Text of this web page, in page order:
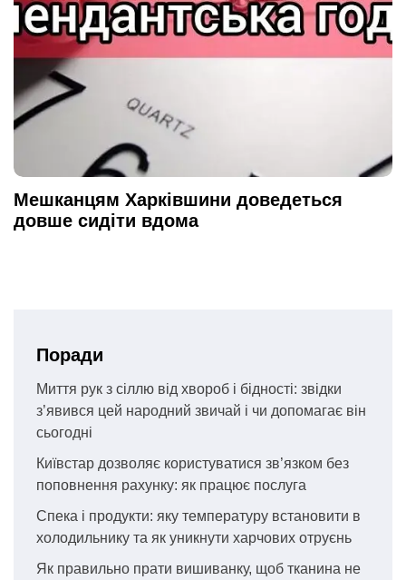
Мешканцям Харківшини доведеться
довше сидіти вдома
Поради
Миття рук з сіллю від хвороб і бідності: звідки
з’явився цей народний звичай і чи допомагає він
сьогодні
Київстар дозволяє користуватися зв’язком без
поповнення рахунку: як працює послуга
Спека і продукти: яку температуру встановити в
холодильнику та як уникнути харчових отруєнь
Як правильно прати вишиванку, щоб тканина не